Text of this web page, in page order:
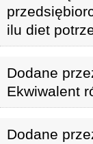
ilu diet
Dodane
Ekwiwalent
Dodane